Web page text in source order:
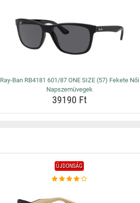
Ray-Ban RB4181 601/87 ONE SIZE (57) Fekete Női
Napszemüvegek
39190 Ft
ÚJDONSÁG